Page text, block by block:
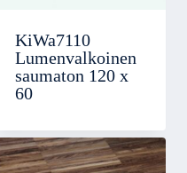
KiWa7110
Lumenvalkoinen
saumaton 120 x
60